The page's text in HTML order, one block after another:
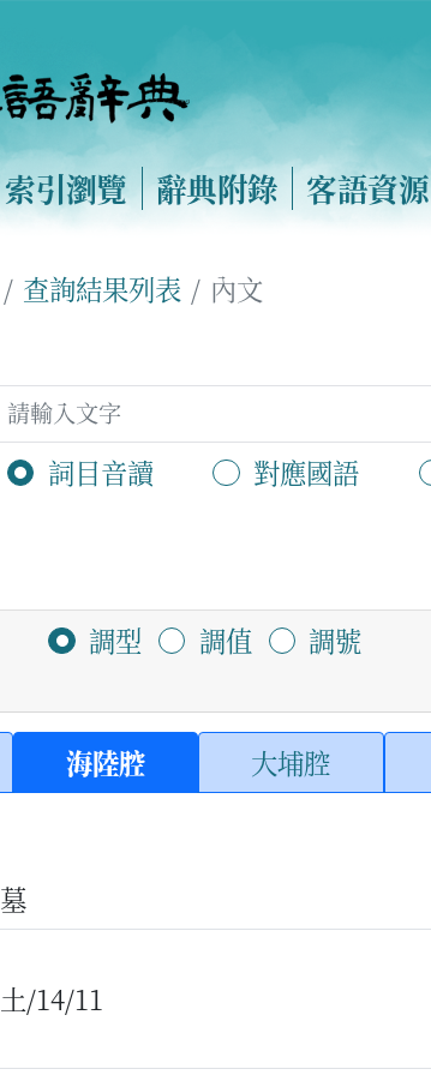
索引瀏覽 辭典附錄 客語資源
查詢結果列表 內文
詞目音讀 對應國語
調型 調值 調號
海陸腔 大埔腔
墓
土/14/11